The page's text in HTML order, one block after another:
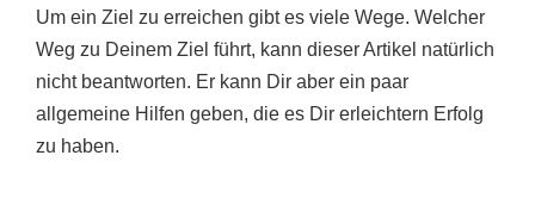
Um ein Ziel zu erreichen gibt es viele Wege. Welcher
Weg zu Deinem Ziel führt, kann dieser Artikel natürlich
nicht beantworten. Er kann Dir aber ein paar
allgemeine Hilfen geben, die es Dir erleichtern Erfolg
zu haben.